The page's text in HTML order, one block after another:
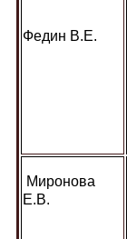
Федин В.Е.
Миронова
Е.В.